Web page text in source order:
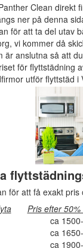
Clean direkt
ner på denna
för att ta del utav
vi kommer då
är anslutna så att
för flyttstädning
utför flyttstäd i
för att få exakt pris
Pris efter
ca
ca
ca